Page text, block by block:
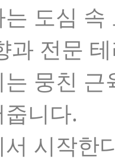
도심
과 전문
뭉친
니다.
시작한